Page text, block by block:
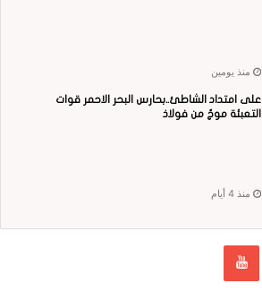
منذ يومين
على امتداد الشاطئ..بحارس البحر الاحمر قوات
التعبئة موجٌ من فولاذ
منذ 4 أيام